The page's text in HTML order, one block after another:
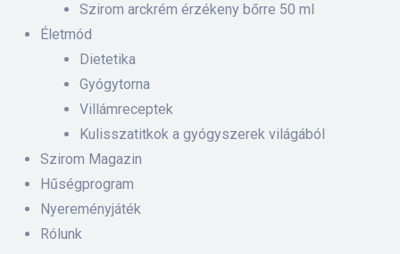
Szirom arckrém érzékeny bőrre 50 ml
Életmód
Dietetika
Gyógytorna
Villámreceptek
Kulisszatitkok a gyógyszerek világából
Szirom Magazin
Hűségprogram
Nyereményjáték
Rólunk